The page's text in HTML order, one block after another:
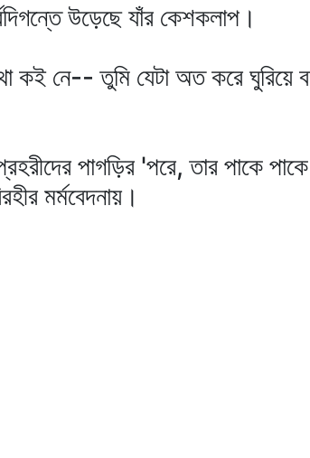
উড়েছে যাঁর কেশকলাপ।
কই নে-- তুমি যেটা অত করে ঘুরিয়ে
পাগড়ির 'পরে, তার পাকে
মর্মবেদনায়।